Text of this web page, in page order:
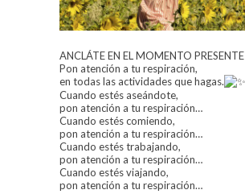
ANCLÁTE EN EL MOMENTO PRESENTE
Pon atención a tu respiración,
en todas las actividades que hagas.
Cuando estés aseándote,
pon atención a tu respiración…
Cuando estés comiendo,
pon atención a tu respiración…
Cuando estés trabajando,
pon atención a tu respiración…
Cuando estés viajando,
pon atención a tu respiración…